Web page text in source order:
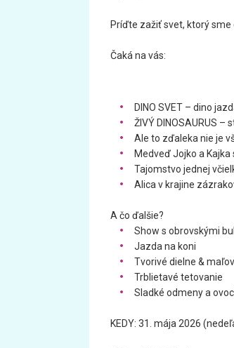
Príďte zažiť svet, ktorý
Čaká na vás:
DINO SVET – dino
ŽIVÝ DINOSAURUS
Ale to zďaleka nie je
Medveď Jojko a
Tajomstvo jednej
Alica v krajine
A čo ďalšie?
Show s obrovskými
Jazda na koni
Tvorivé dielne &
Trblietavé tetovanie
Sladké odmeny a
KEDY: 31. mája 2026